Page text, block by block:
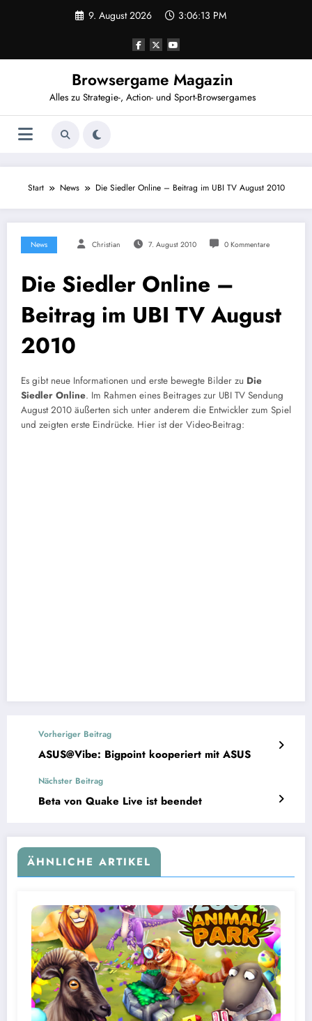
9. August 2026 3:06:13 PM
Browsergame Magazin
Alles zu Strategie-, Action- und Sport-Browsergames
Start News Die Siedler Online – Beitrag im UBI TV August 2010
News Christian 7. August 2010 0 Kommentare
Die Siedler Online –
Beitrag im UBI TV August
2010
Es gibt neue Informationen und erste bewegte Bilder zu Die
Siedler Online. Im Rahmen eines Beitrages zur UBI TV Sendung
August 2010 äußerten sich unter anderem die Entwickler zum Spiel
und zeigten erste Eindrücke. Hier ist der Video-Beitrag:
Vorheriger Beitrag
ASUS@Vibe: Bigpoint kooperiert mit ASUS
Nächster Beitrag
Beta von Quake Live ist beendet
ÄHNLICHE ARTIKEL